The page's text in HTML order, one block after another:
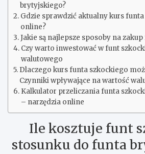
brytyjskiego?
Gdzie sprawdzić aktualny kurs
online?
Jakie są najlepsze sposoby na
Czy warto inwestować w funt
walutowego
Dlaczego kurs funta szkockiego
Czynniki wpływające na wartość
Kalkulator przeliczania funta
– narzędzia online
Ile kosztuje funt
stosunku do funta